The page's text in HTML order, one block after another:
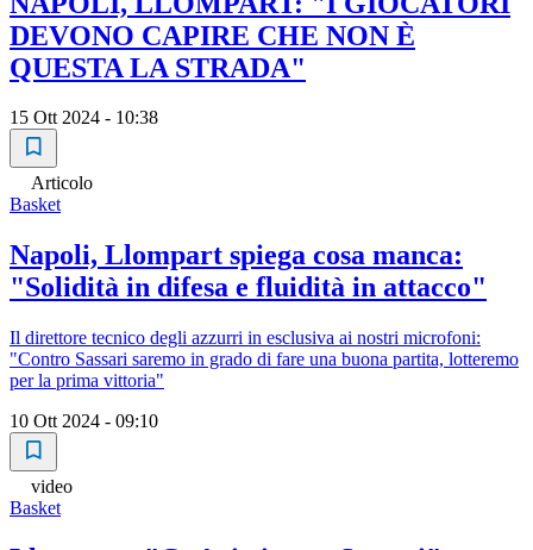
DEVONO CAPIRE CHE NON È
QUESTA LA STRADA"
15 Ott 2024 - 10:38
Articolo
Basket
Napoli, Llompart spiega cosa manca:
"Solidità in difesa e fluidità in attacco"
Il direttore tecnico degli azzurri in esclusiva ai nostri microfoni:
"Contro Sassari saremo in grado di fare una buona partita, lotteremo
per la prima vittoria"
10 Ott 2024 - 09:10
video
Basket